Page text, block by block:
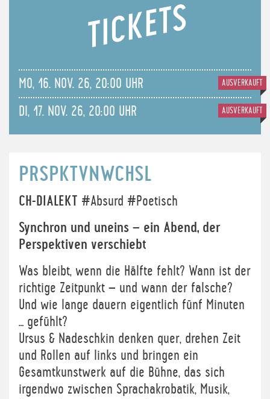
TICKETS
MO, 16. NOV. 26, 20:00 UHR AUSVERKAUFT
DI, 17. NOV. 26, 20:00 UHR AUSVERKAUFT
PRSPKTVNWCHSL
CH-DIALEKT #Absurd #Poetisch
Synchron und uneins – ein Abend, der
Perspektiven verschiebt
Was bleibt, wenn die Hälfte fehlt? Wann ist der
richtige Zeitpunkt – und wann der falsche?
Und wie lange dauern eigentlich fünf Minuten
… gefühlt?
Ursus & Nadeschkin denken quer, drehen Zeit
und Rollen auf links und bringen ein
Gesamtkunstwerk auf die Bühne, das sich
irgendwo zwischen Sprachakrobatik, Musik,